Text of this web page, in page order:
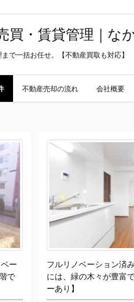
買・賃貸管理｜な
で一括お任せ。【不動産買取も対応】
不動産売却の流れ 会社概要
ー
で
フルリノベーション済
には、緑の木々が豊富
ーあり】